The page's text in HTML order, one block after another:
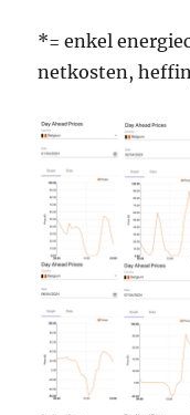
*= enkel
netkosten,